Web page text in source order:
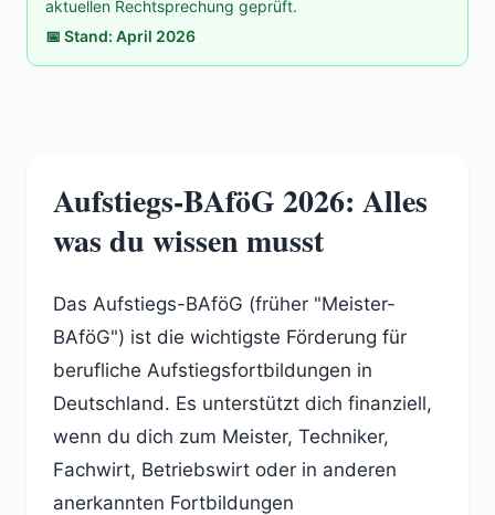
aktuellen Rechtsprechung geprüft.
📅 Stand: April 2026
Aufstiegs-BAföG 2026: Alles
was du wissen musst
Das Aufstiegs-BAföG (früher "Meister-
BAföG") ist die wichtigste Förderung für
berufliche Aufstiegsfortbildungen in
Deutschland. Es unterstützt dich finanziell,
wenn du dich zum Meister, Techniker,
Fachwirt, Betriebswirt oder in anderen
anerkannten Fortbildungen